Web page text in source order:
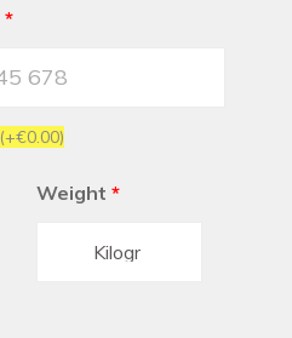
*
(+€0.00)
Weight *